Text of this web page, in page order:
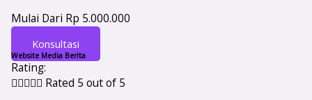
Mulai Dari Rp 5.000.000
Konsultasi
Website Media Berita
Rating:
 Rated 5 out of 5